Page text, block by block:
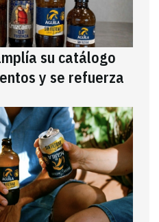
su catálogo
y se refuerza